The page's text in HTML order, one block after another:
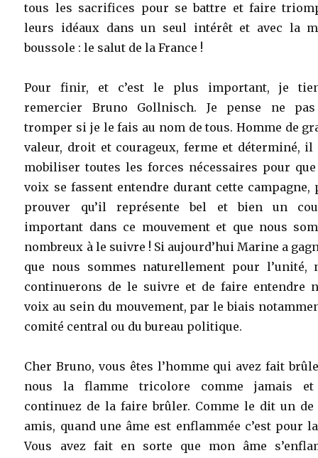
tous les sacrifices pour se battre et faire
leurs idéaux dans un seul intérêt et avec la
boussole : le salut de la France !
Pour finir, et c’est le plus important, je
remercier Bruno Gollnisch. Je pense ne
tromper si je le fais au nom de tous. Homme de
valeur, droit et courageux, ferme et déterminé, il
mobiliser toutes les forces nécessaires pour
voix se fassent entendre durant cette campagne,
prouver qu’il représente bel et bien un
important dans ce mouvement et que nous
nombreux à le suivre ! Si aujourd’hui Marine a
que nous sommes naturellement pour l’unité,
continuerons de le suivre et de faire entendre
voix au sein du mouvement, par le biais
comité central ou du bureau politique.
Cher Bruno, vous êtes l’homme qui avez fait
nous la flamme tricolore comme jamais
continuez de la faire brûler. Comme le dit un de
amis, quand une âme est enflammée c’est pour
Vous avez fait en sorte que mon âme